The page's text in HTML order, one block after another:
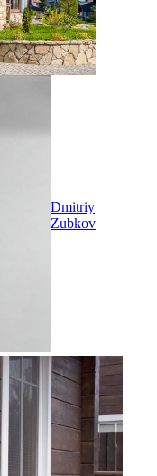
Dmitriy
Zubkov